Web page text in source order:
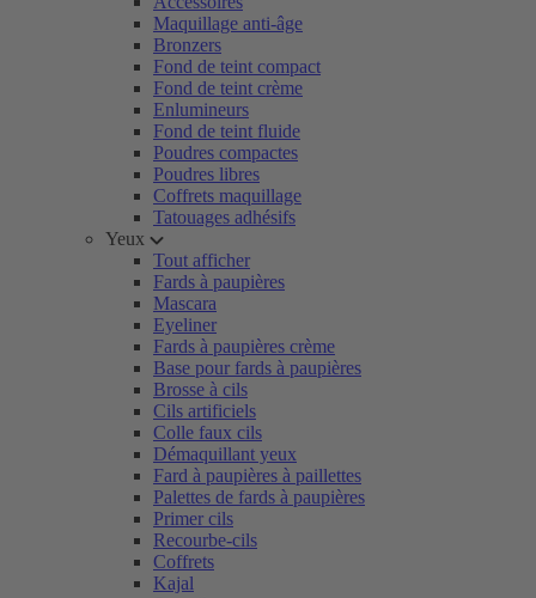
Maquillage anti-âge
Bronzers
Fond de teint compact
Fond de teint crème
Enlumineurs
Fond de teint fluide
Poudres compactes
Poudres libres
Coffrets maquillage
Tatouages adhésifs
Yeux
Tout afficher
Fards à paupières
Mascara
Eyeliner
Fards à paupières crème
Base pour fards à paupières
Brosse à cils
Cils artificiels
Colle faux cils
Démaquillant yeux
Fard à paupières à paillettes
Palettes de fards à paupières
Primer cils
Recourbe-cils
Coffrets
Kajal